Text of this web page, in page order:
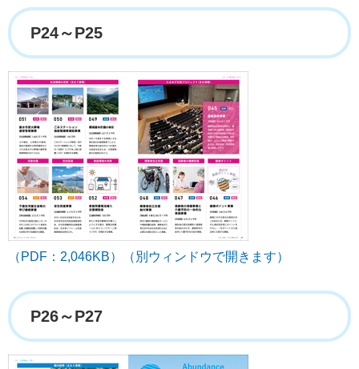
P24～P25
（PDF：2,046KB）（別ウィンドウで開きます）
P26～P27